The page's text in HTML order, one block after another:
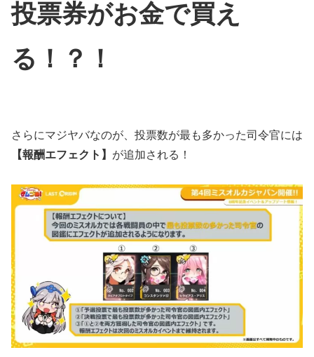
投票券がお金で買え
る！？！
さらにマジヤバなのが、投票数が最も多かった司令官には
【報酬エフェクト】 が追加される！